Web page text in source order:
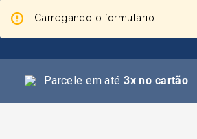
Carregando o formulário...
Parcele em até3x no cartão